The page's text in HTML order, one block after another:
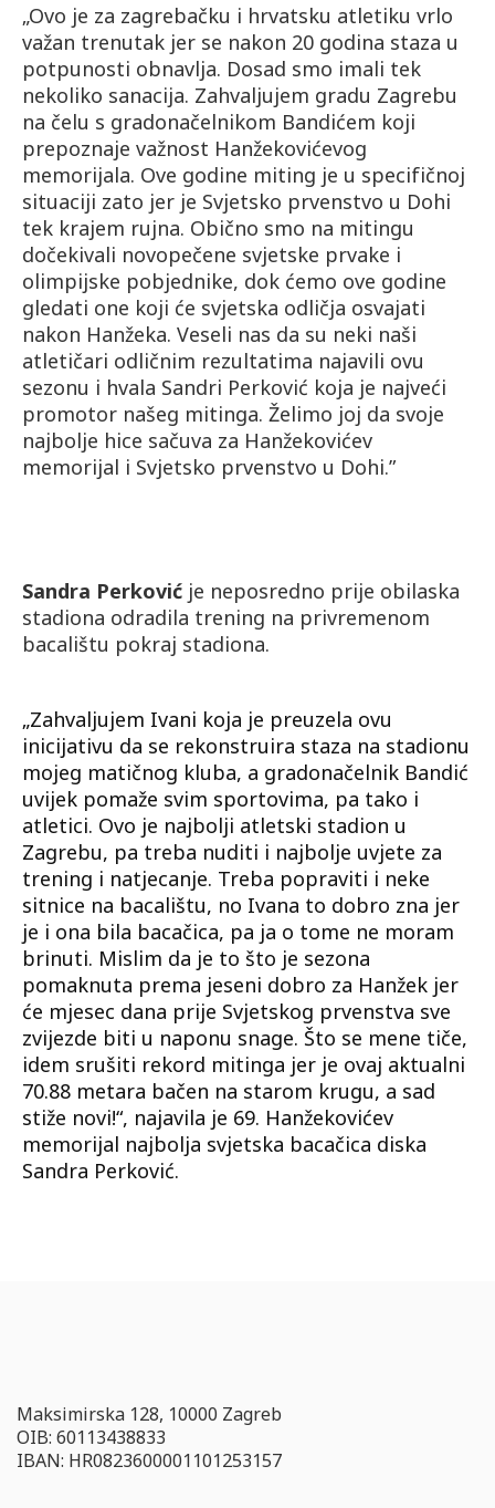
„Ovo je za zagrebačku i hrvatsku atletiku vrlo
važan trenutak jer se nakon 20 godina staza u
potpunosti obnavlja. Dosad smo imali tek
nekoliko sanacija. Zahvaljujem gradu Zagrebu
na čelu s gradonačelnikom Bandićem koji
prepoznaje važnost Hanžekovićevog
memorijala. Ove godine miting je u specifičnoj
situaciji zato jer je Svjetsko prvenstvo u Dohi
tek krajem rujna. Obično smo na mitingu
dočekivali novopečene svjetske prvake i
olimpijske pobjednike, dok ćemo ove godine
gledati one koji će svjetska odličja osvajati
nakon Hanžeka. Veseli nas da su neki naši
atletičari odličnim rezultatima najavili ovu
sezonu i hvala Sandri Perković koja je najveći
promotor našeg mitinga. Želimo joj da svoje
najbolje hice sačuva za Hanžekovićev
memorijal i Svjetsko prvenstvo u Dohi.”
Sandra Perković je neposredno prije obilaska
stadiona odradila trening na privremenom
bacalištu pokraj stadiona.
„Zahvaljujem Ivani koja je preuzela ovu
inicijativu da se rekonstruira staza na stadionu
mojeg matičnog kluba, a gradonačelnik Bandić
uvijek pomaže svim sportovima, pa tako i
atletici. Ovo je najbolji atletski stadion u
Zagrebu, pa treba nuditi i najbolje uvjete za
trening i natjecanje. Treba popraviti i neke
sitnice na bacalištu, no Ivana to dobro zna jer
je i ona bila bacačica, pa ja o tome ne moram
brinuti. Mislim da je to što je sezona
pomaknuta prema jeseni dobro za Hanžek jer
će mjesec dana prije Svjetskog prvenstva sve
zvijezde biti u naponu snage. Što se mene tiče,
idem srušiti rekord mitinga jer je ovaj aktualni
70.88 metara bačen na starom krugu, a sad
stiže novi!“, najavila je 69. Hanžekovićev
memorijal najbolja svjetska bacačica diska
Sandra Perković.
Maksimirska 128, 10000 Zagreb
OIB: 60113438833
IBAN: HR0823600001101253157